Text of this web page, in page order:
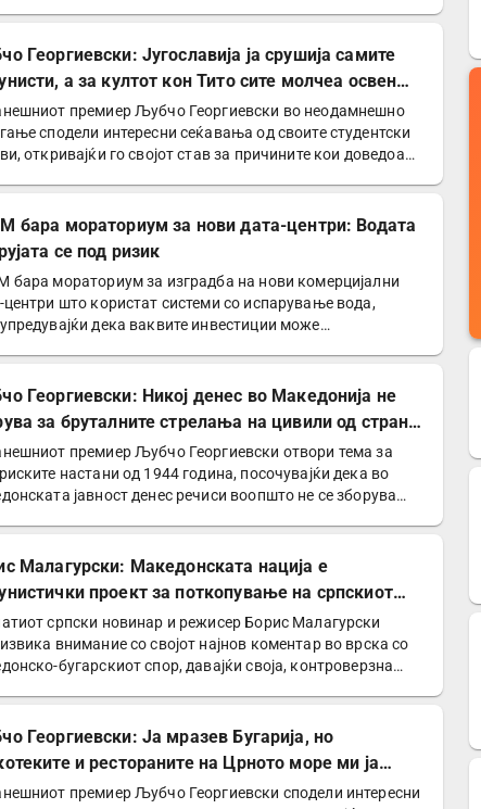
Георгиевски: Југославија ја срушија самите
а за култот кон Тито сите молчеа освен
премиер Љубчо Георгиевски во неодамнешно
сподели интересни сеќавања од своите студентски
откривајќи го својот став за причините кои доведоа…
бара мораториум за нови дата-центри: Водата
се под ризик
бара мораториум за изградба на нови комерцијални
центри што користат системи со испарување вода,
дека ваквите инвестиции може
Георгиевски: Никој денес во Македонија не
за бруталните стрелања на цивили од страна
премиер Љубчо Георгиевски отвори тема за
настани од 1944 година, посочувајќи дека во
јавност денес речиси воопшто не се зборува
Малагурски: Македонската нација е
проект за поткопување на српскиот
српски новинар и режисер Борис Малагурски
внимание со својот најнов коментар во врска со
бугарскиот спор, давајќи своја, контроверзна…
Георгиевски: Ја мразев Бугарија, но
и рестораните на Црното море ми ја
сликата
премиер Љубчо Георгиевски сподели интересни